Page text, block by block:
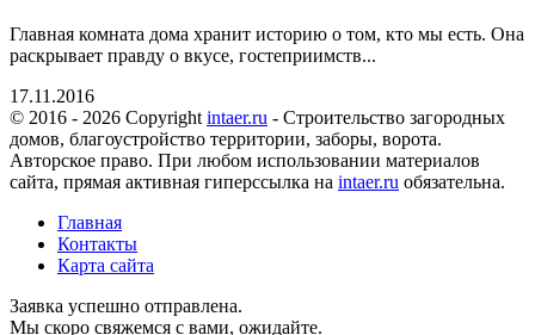
Главная комната дома хранит историю о том, кто мы есть. Она
раскрывает правду о вкусе, гостеприимств...
17.11.2016
© 2016 - 2026 Copyright intaer.ru - Cтроительство загородных
домов, благоустройство территории, заборы, ворота.
Авторское право. При любом использовании материалов
сайта, прямая активная гиперссылка на intaer.ru обязательна.
Главная
Контакты
Карта сайта
Заявка успешно отправлена.
Мы скоро свяжемся с вами, ожидайте.